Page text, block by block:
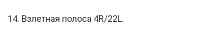
14. Взлетная полоса 4R/22L.